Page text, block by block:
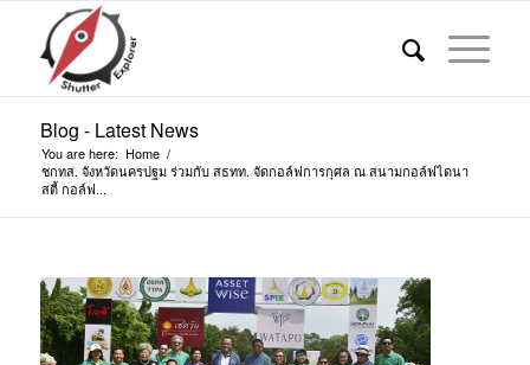
Blog - Latest News
You are here: Home /
ชกทส. จังหวัดนครปฐม ร่วมกับ สธทท. จัดกอล์ฟการกุศล ณ สนามกอล์ฟไดนา
สตี้ กอล์ฟ...